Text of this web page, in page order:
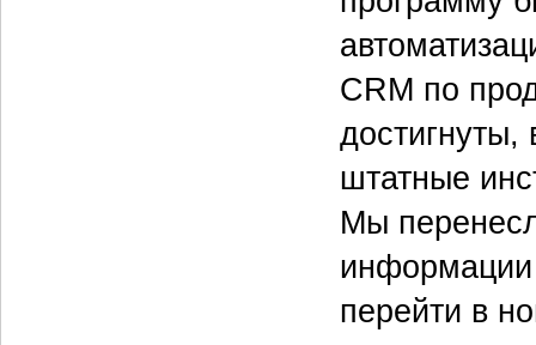
CRM по
штатные
Мы
информации
перейти в